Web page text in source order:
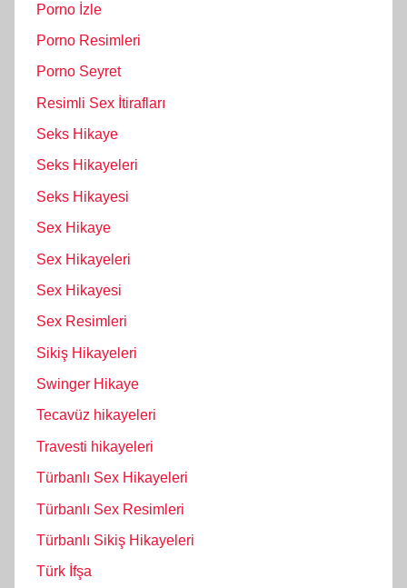
Porno İzle
Porno Resimleri
Porno Seyret
Resimli Sex İtirafları
Seks Hikaye
Seks Hikayeleri
Seks Hikayesi
Sex Hikaye
Sex Hikayeleri
Sex Hikayesi
Sex Resimleri
Sikiş Hikayeleri
Swinger Hikaye
Tecavüz hikayeleri
Travesti hikayeleri
Türbanlı Sex Hikayeleri
Türbanlı Sex Resimleri
Türbanlı Sikiş Hikayeleri
Türk İfşa